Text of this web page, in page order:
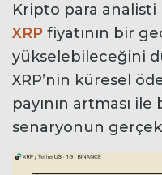
Kripto para analisti
XRP fiyatının bir
yükselebileceğini
XRP’nin küresel
payının artması
senaryonun